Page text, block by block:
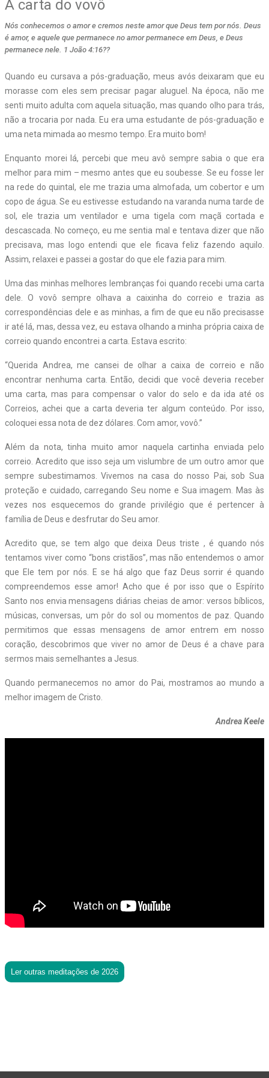
A carta do vovô
Nós conhecemos o amor e cremos neste amor que Deus tem por nós. Deus
é amor, e aquele que permanece no amor permanece em Deus, e Deus
permanece nele. 1 João 4:16??
Quando eu cursava a pós-graduação, meus avós deixaram que eu
morasse com eles sem precisar pagar aluguel. Na época, não me
senti muito adulta com aquela situação, mas quando olho para trás,
não a trocaria por nada. Eu era uma estudante de pós-graduação e
uma neta mimada ao mesmo tempo. Era muito bom!
Enquanto morei lá, percebi que meu avô sempre sabia o que era
melhor para mim – mesmo antes que eu soubesse. Se eu fosse ler
na rede do quintal, ele me trazia uma almofada, um cobertor e um
copo de água. Se eu estivesse estudando na varanda numa tarde de
sol, ele trazia um ventilador e uma tigela com maçã cortada e
descascada. No começo, eu me sentia mal e tentava dizer que não
precisava, mas logo entendi que ele ficava feliz fazendo aquilo.
Assim, relaxei e passei a gostar do que ele fazia para mim.
Uma das minhas melhores lembranças foi quando recebi uma carta
dele. O vovô sempre olhava a caixinha do correio e trazia as
correspondências dele e as minhas, a fim de que eu não precisasse
ir até lá, mas, dessa vez, eu estava olhando a minha própria caixa de
correio quando encontrei a carta. Estava escrito:
“Querida Andrea, me cansei de olhar a caixa de correio e não
encontrar nenhuma carta. Então, decidi que você deveria receber
uma carta, mas para compensar o valor do selo e da ida até os
Correios, achei que a carta deveria ter algum conteúdo. Por isso,
coloquei essa nota de dez dólares. Com amor, vovô.”
Além da nota, tinha muito amor naquela cartinha enviada pelo
correio. Acredito que isso seja um vislumbre de um outro amor que
sempre subestimamos. Vivemos na casa do nosso Pai, sob Sua
proteção e cuidado, carregando Seu nome e Sua imagem. Mas às
vezes nos esquecemos do grande privilégio que é pertencer à
família de Deus e desfrutar do Seu amor.
Acredito que, se tem algo que deixa Deus triste , é quando nós
tentamos viver como “bons cristãos”, mas não entendemos o amor
que Ele tem por nós. E se há algo que faz Deus sorrir é quando
compreendemos esse amor! Acho que é por isso que o Espírito
Santo nos envia mensagens diárias cheias de amor: versos bíblicos,
músicas, conversas, um pôr do sol ou momentos de paz. Quando
permitimos que essas mensagens de amor entrem em nosso
coração, descobrimos que viver no amor de Deus é a chave para
sermos mais semelhantes a Jesus.
Quando permanecemos no amor do Pai, mostramos ao mundo a
melhor imagem de Cristo.
Andrea Keele
Ler outras meditações de 2026